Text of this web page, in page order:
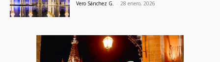
Vero Sánchez G. - 28 enero, 2026